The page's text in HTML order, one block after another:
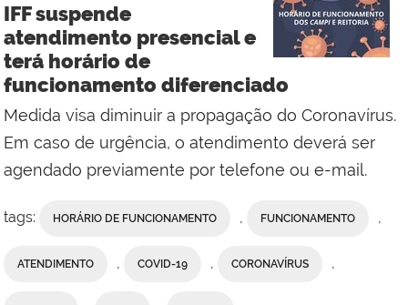
IFF suspende
atendimento presencial e
terá horário de
funcionamento diferenciado
Medida visa diminuir a propagação do Coronavírus.
Em caso de urgência, o atendimento deverá ser
agendado previamente por telefone ou e-mail.
tags: HORÁRIO DE FUNCIONAMENTO , FUNCIONAMENTO ,
ATENDIMENTO , COVID-19 , CORONAVÍRUS ,